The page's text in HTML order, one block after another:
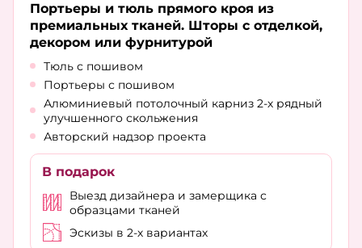
Портьеры и тюль прямого кроя из
премиальных тканей. Шторы с отделкой,
декором или фурнитурой
Тюль с пошивом
Портьеры с пошивом
Алюминиевый потолочный карниз 2-х рядный
улучшенного скольжения
Авторский надзор проекта
В подарок
Выезд дизайнера и замерщика с
образцами тканей
Эскизы в 2-х вариантах